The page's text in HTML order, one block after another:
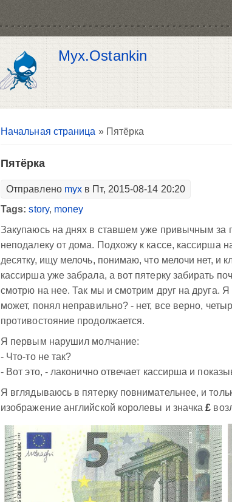
Myx.Ostankin
Вы здесь
Начальная страница » Пятёрка
Пятёрка
Отправлено myx в Пт, 2015-08-14 20:20
Tags:story, money
Закупаюсь на днях в ставшем уже привычным за
неподалеку от дома. Подхожу к кассе, кассирша
десятку, ищу мелочь, понимаю, что мелочи нет, и
кассирша уже забрала, а вот пятерку забирать
смотрю на нее. Так мы и смотрим друг на друга.
может, понял неправильно? - нет, все верно,
противостояние продолжается.
Я первым нарушил молчание:
- Что-то не так?
- Вот это, - лаконично отвечает кассирша и
Я вглядываюсь в пятерку повнимательнее, и
изображение английской королевы и значка£